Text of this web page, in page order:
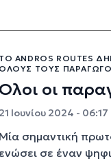
ΤΟ ANDROS ROUTES
ΌΛΟΥΣ ΤΟΥΣ
οι
21 Ιουνίου 2024 - 06:17
Μία σημαντική
ενώσει σε έναν